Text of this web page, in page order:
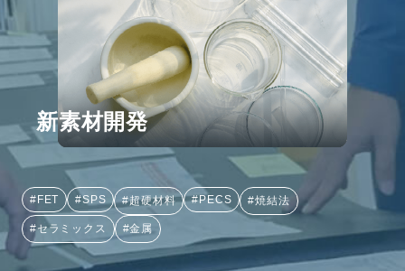
新素材開発
#FET #SPS #超硬材料 #PECS #焼結法
#セラミックス #金属